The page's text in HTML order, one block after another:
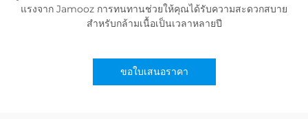
แรงจาก Jamooz การทนทานช่วยให้คุณได้รับความสะดวกสบาย
สำหรับกล้ามเนื้อเป็นเวลาหลายปี
ขอใบเสนอราคา